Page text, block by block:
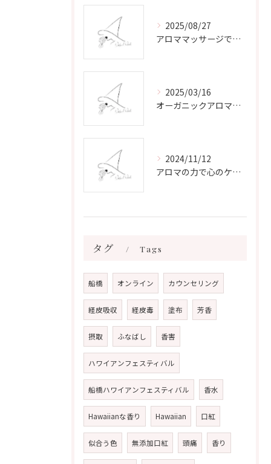
2025/08/27
アロママッサージで叶える心身リラックスと健康維持の新習慣ガイド
2025/03/16
オーガニックアロマで心と体を癒す
2024/11/12
アロマの力で心のケアをする方法
タグ Tags
船橋 オンライン カウンセリング
経皮吸収 経皮毒 塗布 芳香
摂取 ふなばし 香害
ハワイアンフェスティバル
船橋ハワイアンフェスティバル 香水
Hawaiianな香り Hawaiian 口紅
似合う色 無添加口紅 頭痛 香り